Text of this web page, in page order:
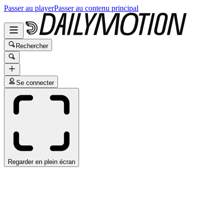
Passer au playerPasser au contenu principal
Rechercher
Se connecter
Regarder en plein écran